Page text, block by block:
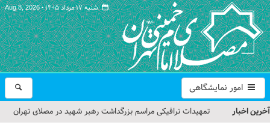
شنبه ۱۷ مرداد ۱۴۰۵ - Aug 8, 2026
امور نمایشگاهی
آخرین اخبار
تمهیدات ترافیکی مراسم بزرگداشت رهبر شهید در مصلای تهران